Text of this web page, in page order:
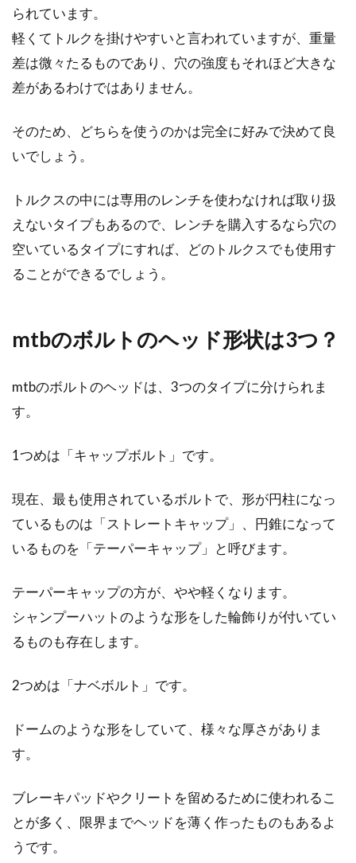
ロードバイクのホイールの700cはど
のくらいの大きさ？
決まっています。しかし、ママチャリなどに乗
られています。
軽くてトルクを掛けやすいと言われていますが、重量
差は微々たるものであり、穴の強度もそれほど大きな
差があるわけではありません。
そのため、どちらを使うのかは完全に好みで決めて良
いでしょう。
トルクスの中には専用のレンチを使わなければ取り扱
えないタイプもあるので、レンチを購入するなら穴の
空いているタイプにすれば、どのトルクスでも使用す
ることができるでしょう。
mtbのボルトのヘッド形状は3つ？
mtbのボルトのヘッドは、3つのタイプに分けられま
す。
1つめは「キャップボルト」です。
現在、最も使用されているボルトで、形が円柱になっ
ているものは「ストレートキャップ」、円錐になって
いるものを「テーパーキャップ」と呼びます。
テーパーキャップの方が、やや軽くなります。
シャンプーハットのような形をした輪飾りが付いてい
るものも存在します。
2つめは「ナベボルト」です。
ドームのような形をしていて、様々な厚さがありま
す。
ブレーキパッドやクリートを留めるために使われるこ
とが多く、限界までヘッドを薄く作ったものもあるよ
うです。